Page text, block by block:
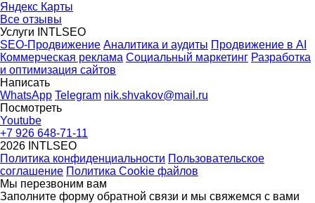
Яндекс Карты
Все отзывы
Услуги INTLSEO
SEO-Продвижение Аналитика и аудиты Продвижение в AI
Коммерческая реклама Социальный маркетинг Разработка
и оптимизация сайтов
Написать
WhatsApp Telegram nik.shvakov@mail.ru
Посмотреть
Youtube
+7 926 648-71-11
2026 INTLSEO
Политика конфиденциальности Пользовательское
соглашение Политика Cookie файлов
Мы перезвоним вам
Заполните форму обратной связи и мы свяжемся с вами